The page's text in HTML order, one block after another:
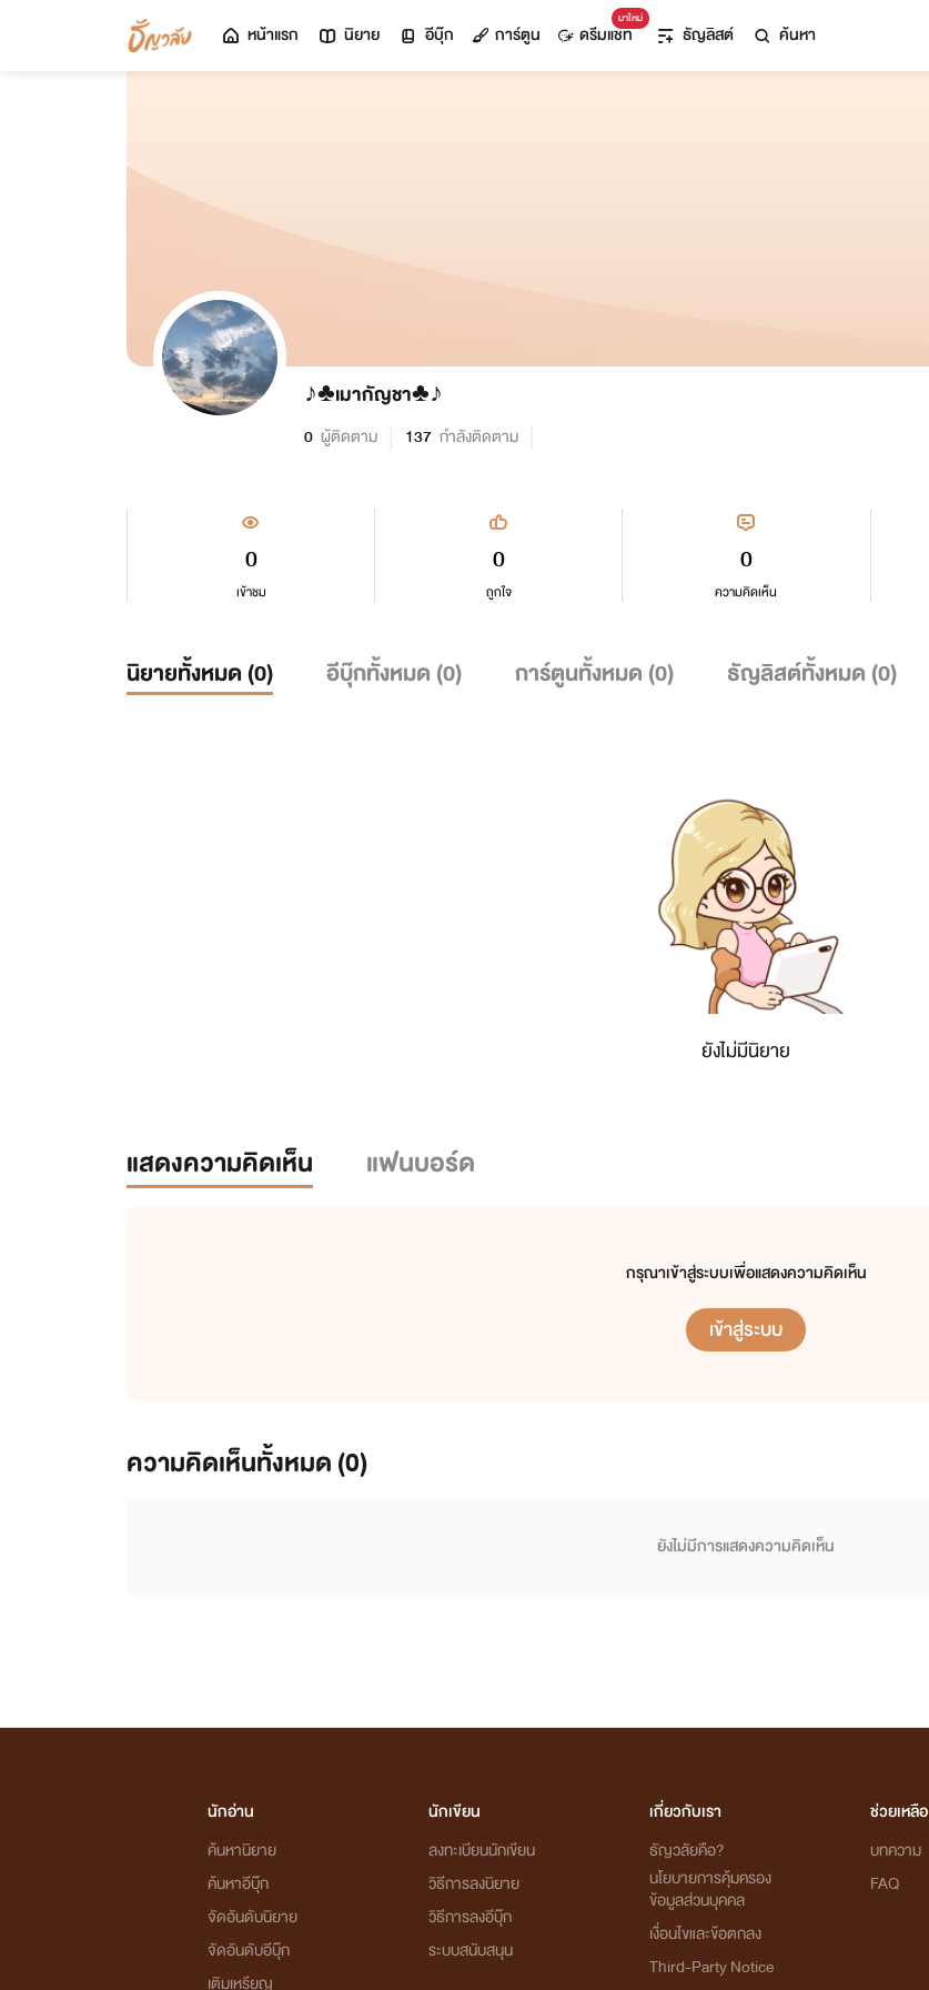
หน้าแรก นิยาย อีบุ๊ก การ์ตูน
มาใหม่
ดรีมแชท ธัญลิสต์ ค้นหา
♪♣เมากัญชา♣♪
0 ผู้ติดตาม 137 กำลังติดตาม
0
เข้าชม
0
ถูกใจ
0
ความคิดเห็น
นิยายทั้งหมด (0) อีบุ๊กทั้งหมด (0) การ์ตูนทั้งหมด (0) ธัญลิสต์ทั้งหมด (0)
ยังไม่มีนิยาย
แสดงความคิดเห็น แฟนบอร์ด
กรุณาเข้าสู่ระบบเพื่อแสดงความคิดเห็น
เข้าสู่ระบบ
ความคิดเห็นทั้งหมด (0)
ยังไม่มีการแสดงความคิดเห็น
นักอ่าน
ค้นหานิยาย
ค้นหาอีบุ๊ก
จัดอันดับนิยาย
จัดอันดับอีบุ๊ก
เติมเหรียญ
นักเขียน
ลงทะเบียนนักเขียน
วิธีการลงนิยาย
วิธีการลงอีบุ๊ก
ระบบสนับสนุน
เกี่ยวกับเรา
ธัญวลัยคือ?
นโยบายการคุ้มครอง
ข้อมูลส่วนบุคคล
เงื่อนไขและข้อตกลง
Third-Party Notice
ช่วยเหลือ
บทความ
FAQ